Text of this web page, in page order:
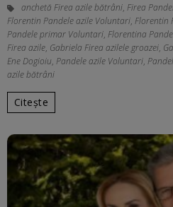
anchetă Firea azile bătrâni, Firea
Florentin Pandele azile Voluntari, Florentin
Pandele primar Voluntari, Florentina
Firea azile, Gabriela Firea azilele groazei,
Ene Dogioiu, Pandele azile Voluntari,
azile bătrâni
Citește